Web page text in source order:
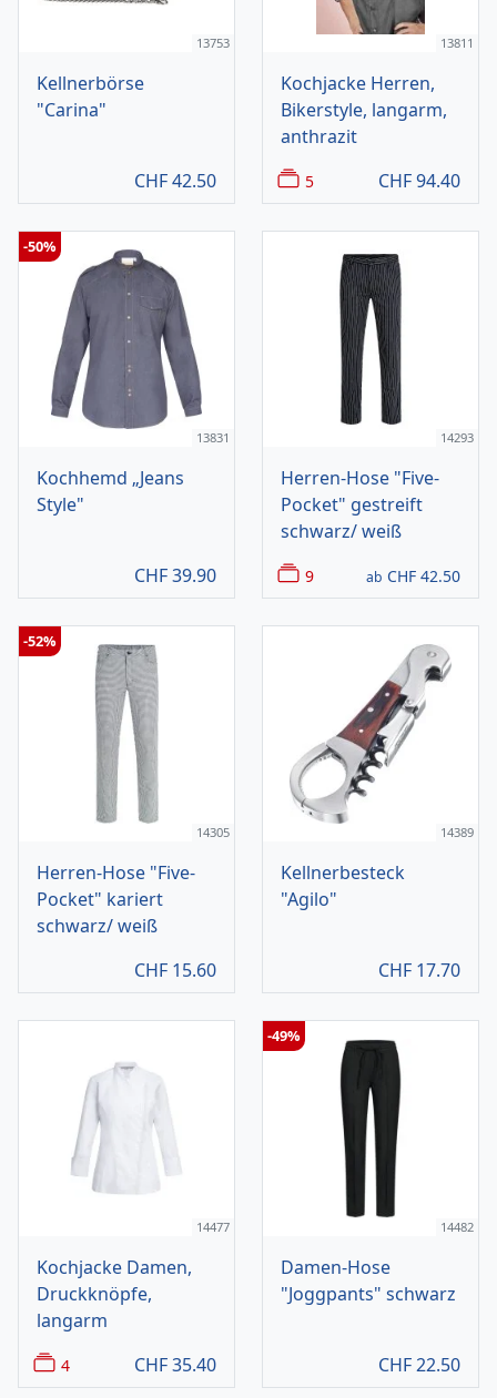
13753
Kellnerbörse
"Carina"
CHF42.50
13811
Kochjacke Herren,
Bikerstyle, langarm,
anthrazit
5 CHF94.40
13831
Kochhemd „Jeans
Style"
CHF39.90
-50%
14293
Herren-Hose "Five-
Pocket" gestreift
schwarz/ weiß
9 ab CHF 42.50
14305
Herren-Hose "Five-
Pocket" kariert
schwarz/ weiß
CHF 15.60
-52%
14389
Kellnerbesteck
"Agilo"
CHF 17.70
14477
Kochjacke Damen,
Druckknöpfe,
langarm
4 CHF35.40
14482
Damen-Hose
"Joggpants" schwarz
CHF22.50
-49%